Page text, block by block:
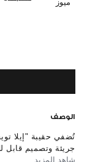
الوصف
تُضفي حقيبة "إيلا
جريئة وتصميم قابل
شاهد المزيد